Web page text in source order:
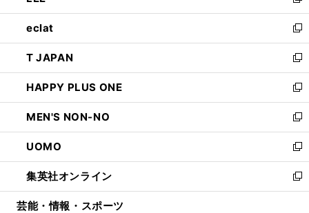
開
く
ウ
で
開
く
ン
ド
ウ
で
開
く
ウ
ィ
ン
ド
ウ
で
開
く
し
い
ウ
ィ
ン
ド
ウ
で
開
く
eclat
新
し
い
ウ
ィ
ン
ド
ウ
で
開
く
T JAPAN
新
し
い
ウ
ィ
ン
ド
ウ
で
開
HAPPY PLUS ONE
新
し
い
ウ
ィ
ン
ド
ウ
MEN'S NON-NO
新
し
い
ウ
ィ
ン
UOMO
新
し
い
ウ
集英社オンライン
新
し
芸能・情報・スポーツ